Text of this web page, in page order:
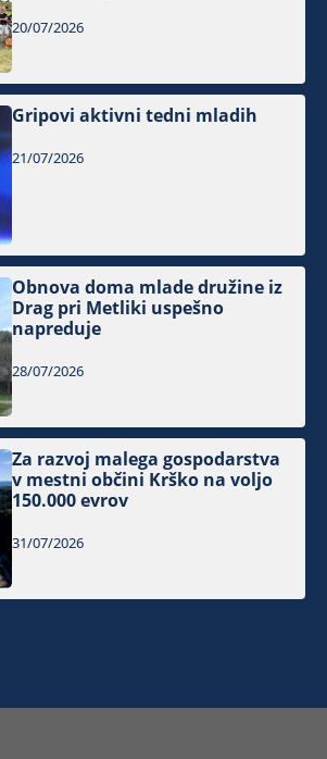
20/07/2026
Gripovi aktivni tedni mladih
21/07/2026
Obnova doma mlade družine iz
Drag pri Metliki uspešno
napreduje
28/07/2026
Za razvoj malega gospodarstva
v mestni občini Krško na voljo
150.000 evrov
31/07/2026